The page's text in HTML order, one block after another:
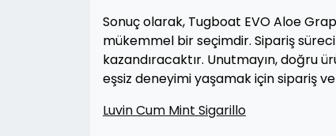
Sonuç olarak, Tugboat EVO Aloe
mükemmel bir seçimdir. Sipariş
kazandıracaktır. Unutmayın, doğru
eşsiz deneyimi yaşamak için sipariş
Luvin Cum Mint Sigarillo